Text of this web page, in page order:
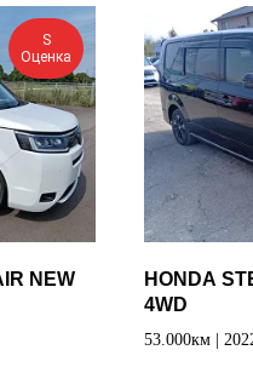
S
Оценка
NEW
HONDA
4WD
53.000км |